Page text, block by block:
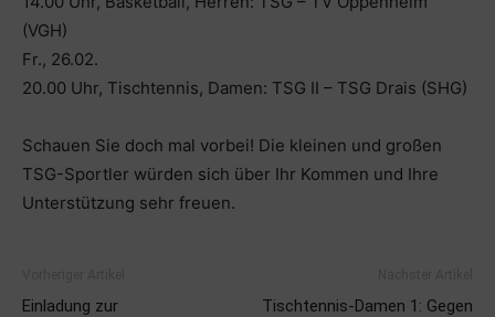
(VGH)
Fr., 26.02.
20.00 Uhr, Tischtennis, Damen: TSG II – TSG Drais (SHG)
Schauen Sie doch mal vorbei! Die kleinen und großen
TSG-Sportler würden sich über Ihr Kommen und Ihre
Unterstützung sehr freuen.
Einladung zur
Tischtennis-Damen 1: Gegen